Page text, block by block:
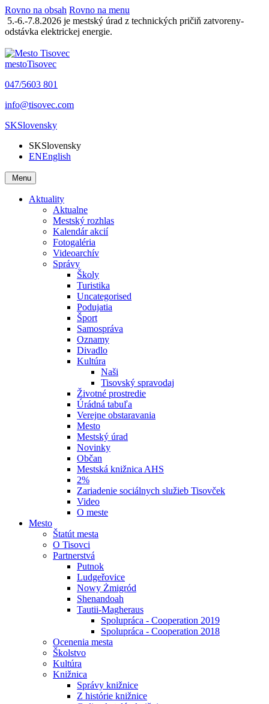
Rovno na obsah Rovno na menu
5.-6.-7.8.2026 je mestský úrad z technických pričiň zatvoreny-
odstávka elektrickej energie.
mestoTisovec
047/5603 801
info@tisovec.com
SKSlovensky
SKSlovensky
ENEnglish
Menu
Aktuality
Aktualne
Mestský rozhlas
Kalendár akcií
Fotogaléria
Videoarchív
Správy
Školy
Turistika
Uncategorised
Podujatia
Šport
Samospráva
Oznamy
Divadlo
Kultúra
Naši
Tisovský spravodaj
Životné prostredie
Úrádná tabuľa
Verejne obstaravania
Mesto
Mestský úrad
Novinky
Občan
Mestská knižnica AHS
2%
Zariadenie sociálnych služieb Tisovček
Video
O meste
Mesto
Štatút mesta
O Tisovci
Partnerstvá
Putnok
Ludgeřovice
Nowy Żmigród
Shenandoah
Tautii-Magheraus
Spolupráca - Cooperation 2019
Spolupráca - Cooperation 2018
Ocenenia mesta
Školstvo
Kultúra
Knižnica
Správy knižnice
Z histórie knižnice